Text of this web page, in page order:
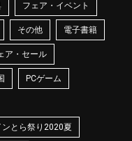
フェア・イベント
その他 電子書籍
ア・セール
PCゲーム
ンとら祭り2020夏